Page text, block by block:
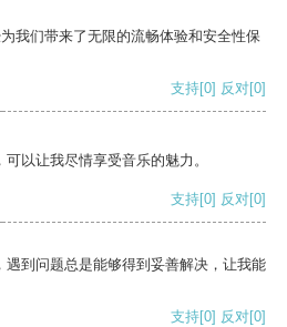
我们带来了无限的流畅体验和安全性保
支持[0] 反对[0]
以让我尽情享受音乐的魅力。
支持[0] 反对[0]
到问题总是能够得到妥善解决，让我能
支持[0] 反对[0]